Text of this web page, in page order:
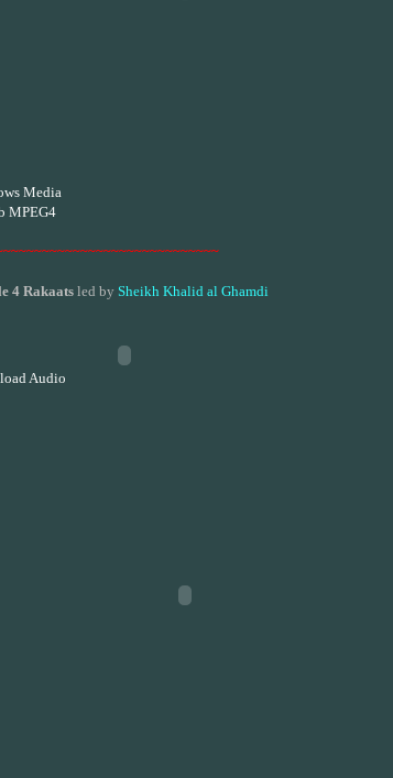
Media
MPEG4
4 Rakaats led by Sheikh Khalid al Ghamdi
Audio